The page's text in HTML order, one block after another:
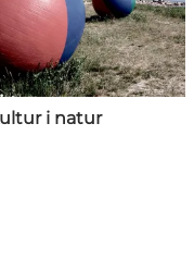
i natur